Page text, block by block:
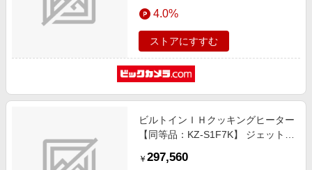
4.0%
ストアにすすむ
ビルトインＩＨクッキングヒーター
【同等品：KZ-S1F7K】 ジェットブ
￥ 297,560